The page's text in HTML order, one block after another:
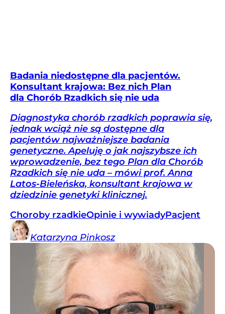
Badania niedostępne dla pacjentów.
Konsultant krajowa: Bez nich Plan
dla Chorób Rzadkich się nie uda
Diagnostyka chorób rzadkich poprawia się,
jednak wciąż nie są dostępne dla
pacjentów najważniejsze badania
genetyczne. Apeluję o jak najszybsze ich
wprowadzenie, bez tego Plan dla Chorób
Rzadkich się nie uda – mówi prof. Anna
Latos-Bieleńska, konsultant krajowa w
dziedzinie genetyki klinicznej.
Choroby rzadkieOpinie i wywiadyPacjent
Katarzyna Pinkosz